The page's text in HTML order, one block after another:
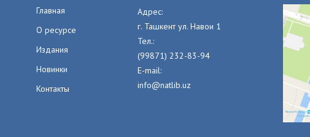
Главная
О ресурсе
Издания
Новинки
Контакты
Адрес:
г. Ташкент ул. Навои 1
Тел.:
(99871) 232-83-94
E-mail:
info@natlib.uz